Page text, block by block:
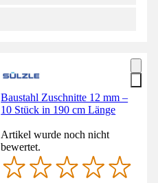
Baustahl Zuschnitte 12 mm –
10 Stück in 190 cm Länge
Artikel wurde noch nicht
bewertet.